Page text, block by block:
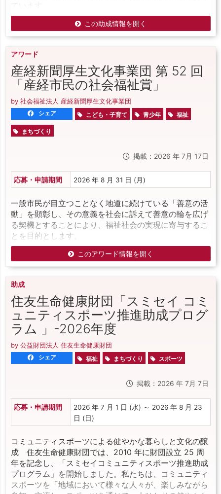
この助成情報を開く
アワード
産経新聞厚生文化事業団 第 52 回
「産経市民の社会福祉賞」
by 社会福祉法人 産経新聞厚生文化事業団
シェア こども・子育て 青少年 福祉
まちづくり
掲載：2026 年 7月 17日
応募・申請期間 2026 年 8 月 31 日 (月)
一般市民が目立つことなく地道に続けている「善意の活
動」を顕彰し、その意義を社会に訴えて善意の輪を広げ
る契機とすることにより、福祉社会の実現に寄与するこ
とを目的とします。
このアワード情報を開く
助成
住友生命健康財団「スミセイ コミ
ュニティスポーツ推進助成プログ
ラム 」-2026年度
by 公益財団法人 住友生命健康財団
シェア 福祉 まちづくり スポーツ
掲載：2026 年 7月 7日
応募・申請期間
2026 年 7 月 1 日 (水) ～ 2026 年 8 月 23
日 (日)
コミュニティスポーツによる健やかな暮らしと文化の醸
成 住友生命健康財団では、2010 年に財団設立 25 周
年を記念し、「スミセイコミュニティスポーツ推進助成
プログラム」を開始しました。私たちは、コミュニティ
スポーツを「地域において様々な人々が、楽しみながら